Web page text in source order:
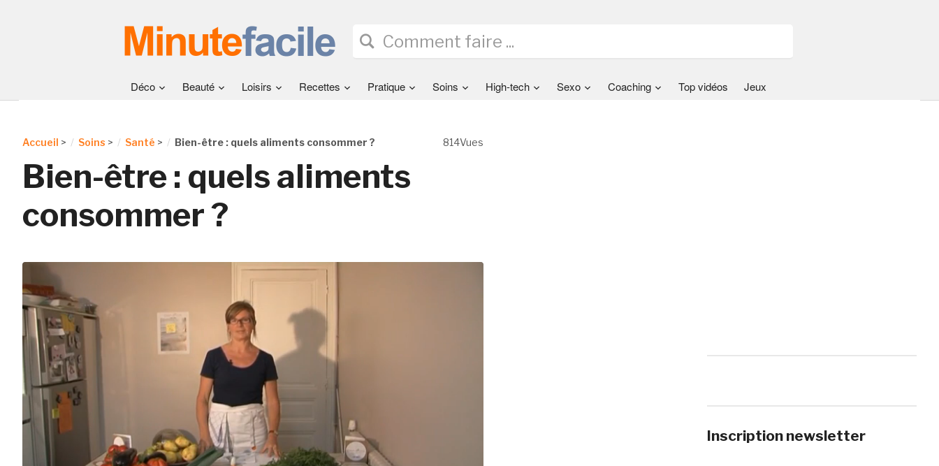
Déco Beauté Loisirs Recettes Pratique Soins High-tech Sexo Coaching Top vidéos Jeux
814Vues
Accueil > Soins > Santé > Bien-être : quels aliments consommer ?
Bien-être : quels aliments
consommer ?
Inscription newsletter